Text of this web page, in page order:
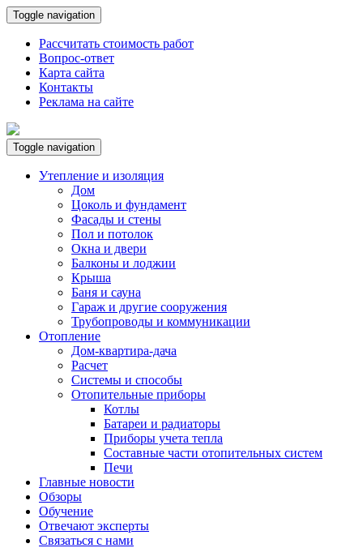
Toggle navigation
Рассчитать стоимость работ
Вопрос-ответ
Карта сайта
Контакты
Реклама на сайте
Toggle navigation
Утепление и изоляция
Дом
Цоколь и фундамент
Фасады и стены
Пол и потолок
Окна и двери
Балконы и лоджии
Крыша
Баня и сауна
Гараж и другие сооружения
Трубопроводы и коммуникации
Отопление
Дом-квартира-дача
Расчет
Системы и способы
Отопительные приборы
Котлы
Батареи и радиаторы
Приборы учета тепла
Составные части отопительных систем
Печи
Главные новости
Обзоры
Обучение
Отвечают эксперты
Связаться с нами